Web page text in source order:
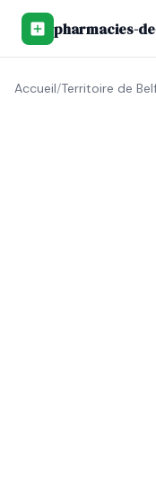
pharmacies-
Accueil/Territoire de